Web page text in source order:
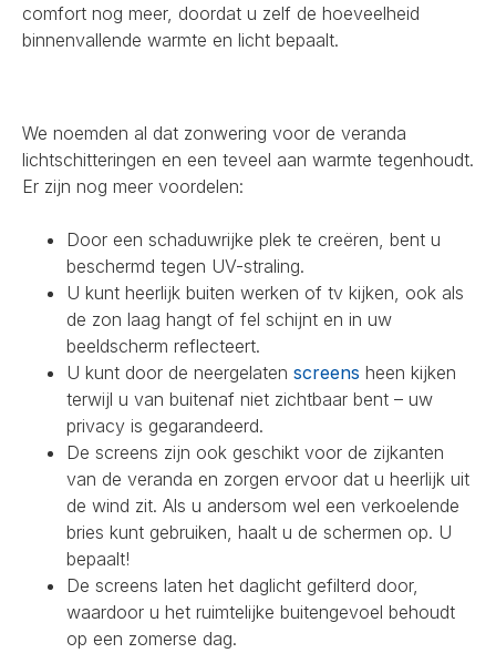
comfort nog meer, doordat u zelf de hoeveelheid
binnenvallende warmte en licht bepaalt.
We noemden al dat zonwering voor de veranda
lichtschitteringen en een teveel aan warmte tegenhoudt.
Er zijn nog meer voordelen:
Door een schaduwrijke plek te creëren, bent u
beschermd tegen UV-straling.
U kunt heerlijk buiten werken of tv kijken, ook als
de zon laag hangt of fel schijnt en in uw
beeldscherm reflecteert.
U kunt door de neergelaten screens heen kijken
terwijl u van buitenaf niet zichtbaar bent – uw
privacy is gegarandeerd.
De screens zijn ook geschikt voor de zijkanten
van de veranda en zorgen ervoor dat u heerlijk uit
de wind zit. Als u andersom wel een verkoelende
bries kunt gebruiken, haalt u de schermen op. U
bepaalt!
De screens laten het daglicht gefilterd door,
waardoor u het ruimtelijke buitengevoel behoudt
op een zomerse dag.